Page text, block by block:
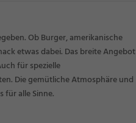
Ob Burger, amerikanische
etwas dabei. Das breite Angebot
für spezielle
Die gemütliche Atmosphäre und
für alle Sinne.